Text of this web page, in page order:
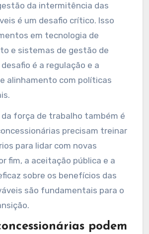
da intermitência das
é um desafio crítico. Isso
em tecnologia de
e sistemas de gestão de
é a regulação e a
alinhamento com políticas
força de trabalho também é
precisam treinar
para lidar com novas
fim, a aceitação pública e a
sobre os benefícios das
são fundamentais para o
podem